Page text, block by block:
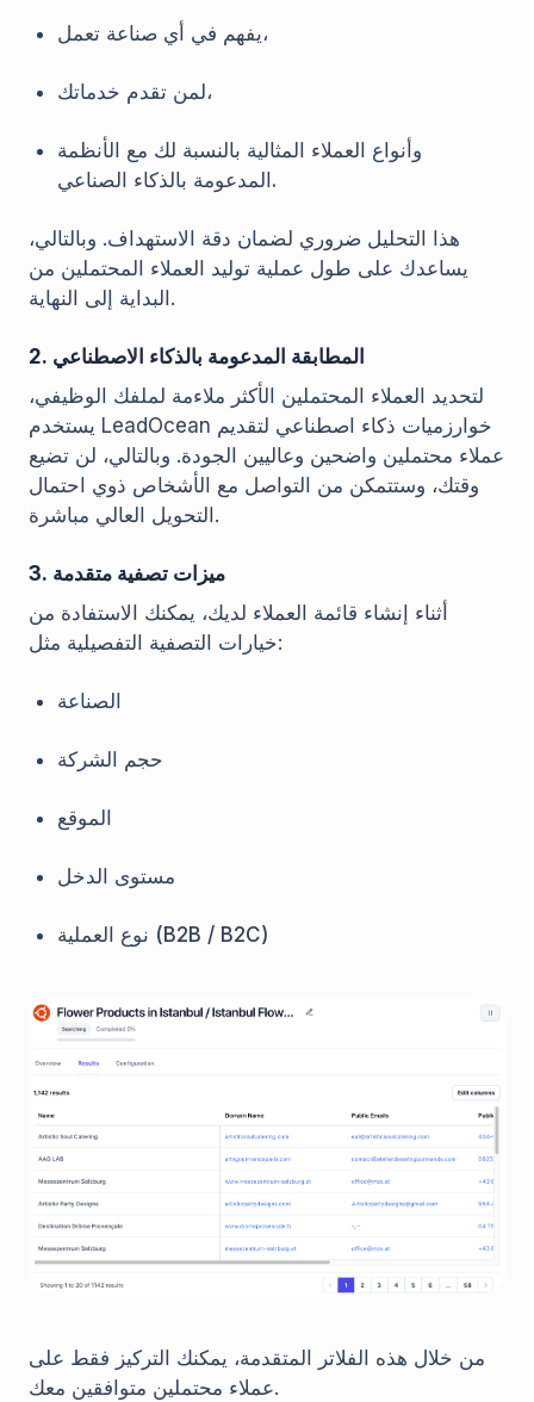
يفهم في أي صناعة تعمل،
لمن تقدم خدماتك،
وأنواع العملاء المثالية بالنسبة لك مع الأنظمة
المدعومة بالذكاء الصناعي.
هذا التحليل ضروري لضمان دقة الاستهداف. وبالتالي،
يساعدك على طول عملية توليد العملاء المحتملين من
البداية إلى النهاية.
2. المطابقة المدعومة بالذكاء الاصطناعي
لتحديد العملاء المحتملين الأكثر ملاءمة لملفك الوظيفي،
يستخدم LeadOcean خوارزميات ذكاء اصطناعي لتقديم
عملاء محتملين واضحين وعاليين الجودة. وبالتالي، لن تضيع
وقتك، وستتمكن من التواصل مع الأشخاص ذوي احتمال
التحويل العالي مباشرة.
3. ميزات تصفية متقدمة
أثناء إنشاء قائمة العملاء لديك، يمكنك الاستفادة من
خيارات التصفية التفصيلية مثل:
الصناعة
حجم الشركة
الموقع
مستوى الدخل
نوع العملية (B2B / B2C)
من خلال هذه الفلاتر المتقدمة، يمكنك التركيز فقط على
عملاء محتملين متوافقين معك.